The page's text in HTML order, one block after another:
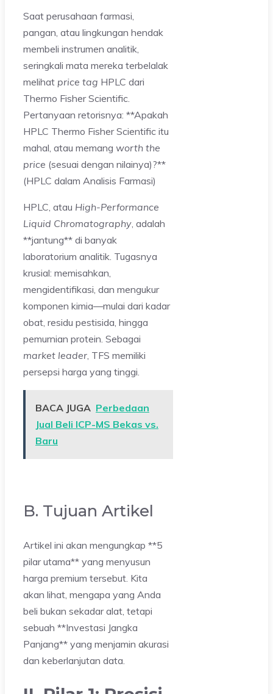
Saat perusahaan farmasi,
pangan, atau lingkungan hendak
membeli instrumen analitik,
seringkali mata mereka terbelalak
melihat price tag HPLC dari
Thermo Fisher Scientific.
Pertanyaan retorisnya: **Apakah
HPLC Thermo Fisher Scientific itu
mahal, atau memang worth the
price (sesuai dengan nilainya)?**
(HPLC dalam Analisis Farmasi)
HPLC, atau High-Performance
Liquid Chromatography , adalah
**jantung** di banyak
laboratorium analitik. Tugasnya
krusial: memisahkan,
mengidentifikasi, dan mengukur
komponen kimia—mulai dari kadar
obat, residu pestisida, hingga
pemurnian protein. Sebagai
market leader , TFS memiliki
persepsi harga yang tinggi.
BACA JUGA Perbedaan
Jual Beli ICP-MS Bekas vs.
Baru
B. Tujuan Artikel
Artikel ini akan mengungkap **5
pilar utama** yang menyusun
harga premium tersebut. Kita
akan lihat, mengapa yang Anda
beli bukan sekadar alat, tetapi
sebuah **Investasi Jangka
Panjang** yang menjamin akurasi
dan keberlanjutan data.